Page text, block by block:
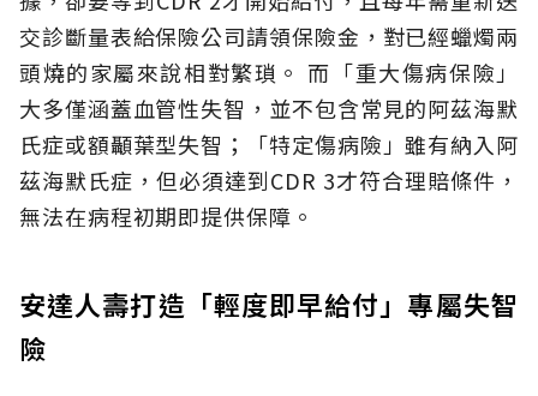
交診斷量表給保險公司請領保險金，對已經蠟燭兩
頭燒的家屬來說相對繁瑣。 而「重大傷病保險」
大多僅涵蓋血管性失智，並不包含常見的阿茲海默
氏症或額顳葉型失智；「特定傷病險」雖有納入阿
茲海默氏症，但必須達到CDR 3才符合理賠條件，
無法在病程初期即提供保障。
安達人壽打造「輕度即早給付」專屬失智
險